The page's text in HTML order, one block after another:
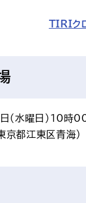
TIRIク
水曜日）10時
京都江東区青海）